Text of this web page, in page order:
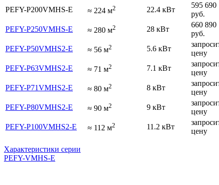
PEFY-P200VMHS-E
≈ 224 м2 22.4 кВт
595 690
руб.
PEFY-P250VMHS-E
≈ 280 м2 28 кВт
660 890
руб.
PEFY-P50VMHS2-E
≈ 56 м2 5.6 кВт
цену
PEFY-P63VMHS2-E
≈ 71 м2 7.1 кВт
цену
PEFY-P71VMHS2-E
≈ 80 м2 8 кВт
цену
PEFY-P80VMHS2-E
≈ 90 м2 9 кВт
цену
PEFY-P100VMHS2-E
≈ 112 м2 11.2 кВт
цену
Характеристики серии
PEFY-VMHS-E